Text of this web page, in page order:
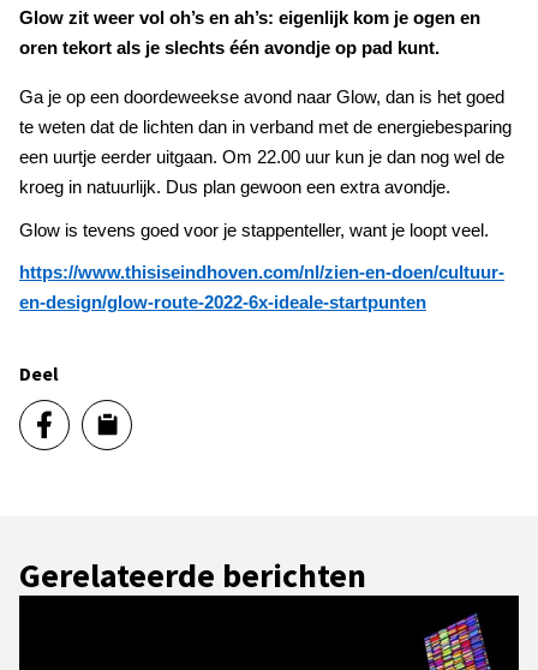
Glow zit weer vol oh’s en ah’s: eigenlijk kom je ogen en
oren tekort als je slechts één avondje op pad kunt.
Ga je op een doordeweekse avond naar Glow, dan is het goed
te weten dat de lichten dan in verband met de energiebesparing
een uurtje eerder uitgaan. Om 22.00 uur kun je dan nog wel de
kroeg in natuurlijk. Dus plan gewoon een extra avondje.
Glow is tevens goed voor je stappenteller, want je loopt veel.
https://www.thisiseindhoven.com/nl/zien-en-doen/cultuur-
en-design/glow-route-2022-6x-ideale-startpunten
Deel
Gerelateerde berichten